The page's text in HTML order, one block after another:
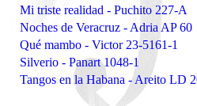
Mi triste realidad - Puchito 227-A
Noches de Veracruz - Adria AP 60
Qué mambo - Victor 23-5161-1
Silverio - Panart 1048-1
Tangos en la Habana - Areito LD